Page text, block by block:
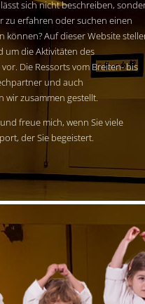
sich nicht beschreiben,
zu erfahren oder suchen einen
können? Auf dieser Website
die Aktivitäten des
Die Ressorts vom Breiten- bis
und auch
zusammen gestellt.
freue mich, wenn Sie viele
der Sie begeistert.